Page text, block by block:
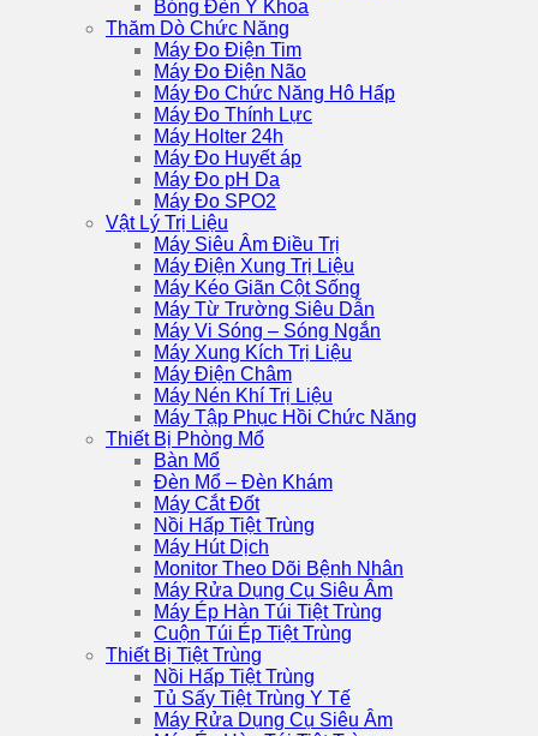
Bóng Đèn Y Khoa
Thăm Dò Chức Năng
Máy Đo Điện Tim
Máy Đo Điện Não
Máy Đo Chức Năng Hô Hấp
Máy Đo Thính Lực
Máy Holter 24h
Máy Đo Huyết áp
Máy Đo pH Da
Máy Đo SPO2
Vật Lý Trị Liệu
Máy Siêu Âm Điều Trị
Máy Điện Xung Trị Liệu
Máy Kéo Giãn Cột Sống
Máy Từ Trường Siêu Dẫn
Máy Vi Sóng – Sóng Ngắn
Máy Xung Kích Trị Liệu
Máy Điện Châm
Máy Nén Khí Trị Liệu
Máy Tập Phục Hồi Chức Năng
Thiết Bị Phòng Mổ
Bàn Mổ
Đèn Mổ – Đèn Khám
Máy Cắt Đốt
Nồi Hấp Tiệt Trùng
Máy Hút Dịch
Monitor Theo Dõi Bệnh Nhân
Máy Rửa Dụng Cụ Siêu Âm
Máy Ép Hàn Túi Tiệt Trùng
Cuộn Túi Ép Tiệt Trùng
Thiết Bị Tiệt Trùng
Nồi Hấp Tiệt Trùng
Tủ Sấy Tiệt Trùng Y Tế
Máy Rửa Dụng Cụ Siêu Âm